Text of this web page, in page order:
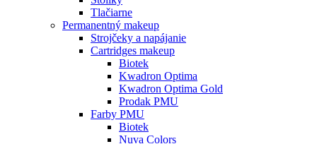
Tlačiarne
Permanentný makeup
Strojčeky a napájanie
Cartridges makeup
Biotek
Kwadron Optima
Kwadron Optima Gold
Prodak PMU
Farby PMU
Biotek
Nuva Colors